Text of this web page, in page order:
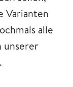
Varianten
alle
unserer